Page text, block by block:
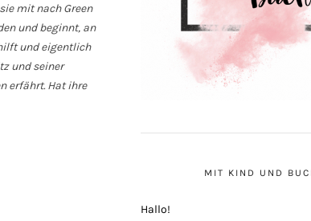
mit nach Green
und beginnt, an
und eigentlich
und seiner
erfährt. Hat ihre
MIT KIND UND
Hallo!